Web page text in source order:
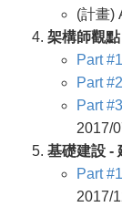
(計畫)
架構師觀
Part #1
Part #2
Part #3
2017/
基礎建設 -
Part #1
2017/